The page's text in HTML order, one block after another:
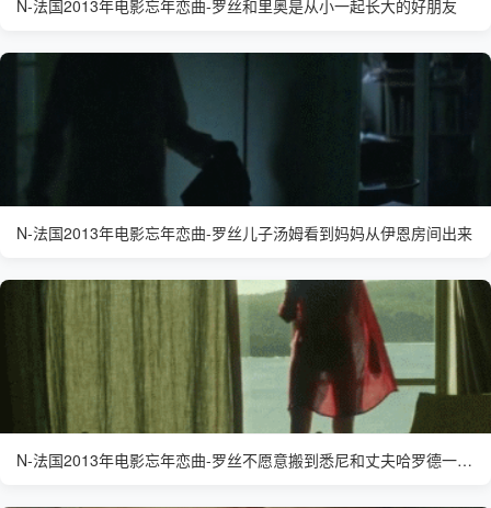
N-法国2013年电影忘年恋曲-罗丝和里奥是从小一起长大的好朋友
N-法国2013年电影忘年恋曲-罗丝儿子汤姆看到妈妈从伊恩房间出来
N-法国2013年电影忘年恋曲-罗丝不愿意搬到悉尼和丈夫哈罗德一起生活